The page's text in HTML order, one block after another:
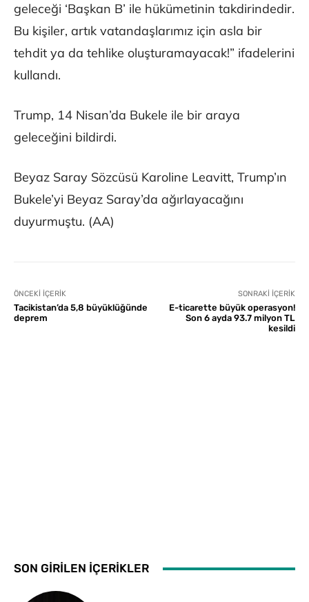
geleceği ‘Başkan B’ ile hükümetinin takdirindedir.
Bu kişiler, artık vatandaşlarımız için asla bir
tehdit ya da tehlike oluşturamayacak!” ifadelerini
kullandı.
Trump, 14 Nisan’da Bukele ile bir araya
geleceğini bildirdi.
Beyaz Saray Sözcüsü Karoline Leavitt, Trump’ın
Bukele’yi Beyaz Saray’da ağırlayacağını
duyurmuştu. (AA)
ÖNCEKI İÇERIK
Tacikistan’da 5,8 büyüklüğünde
deprem
SONRAKI İÇERIK
E-ticarette büyük operasyon!
Son 6 ayda 93.7 milyon TL
kesildi
SON GİRİLEN İÇERİKLER